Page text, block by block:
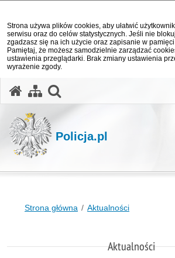
Strona używa plików cookies, aby ułatwić
serwisu oraz do celów statystycznych. Jeśli nie
zgadzasz się na ich użycie oraz zapisanie w
Pamiętaj, że możesz samodzielnie zarządzać
ustawienia przeglądarki. Brak zmiany ustawienia
wyrażenie zgody.
Policja.pl
Strona główna Aktualności
Aktualności